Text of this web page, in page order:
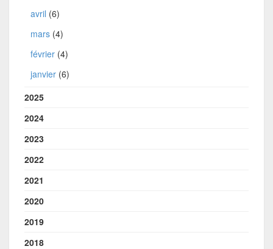
avril (6)
mars (4)
février (4)
janvier (6)
2025
2024
2023
2022
2021
2020
2019
2018